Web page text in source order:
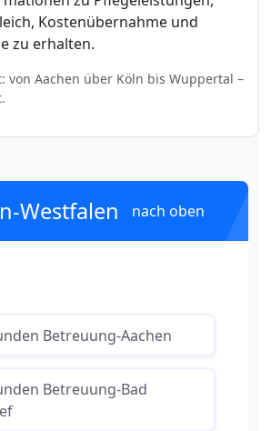
Kostenübernahme und
zu erhalten.
von Aachen über Köln bis Wuppertal –
Westfalen nach oben
Betreuung-Aachen
Betreuung-Bad